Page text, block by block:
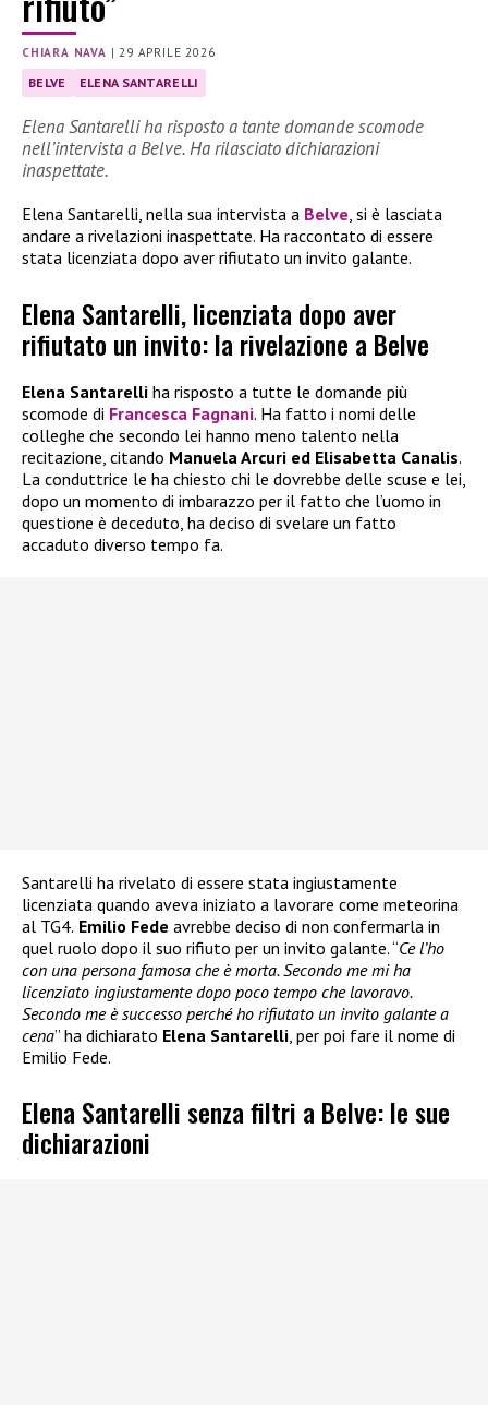
CHIARA NAVA |29 APRILE 2026
BELVE ELENA SANTARELLI
Elena Santarelli ha risposto a tante domande scomode
nell’intervista a Belve. Ha rilasciato dichiarazioni
inaspettate.
Elena Santarelli, nella sua intervista a Belve, si è lasciata
andare a rivelazioni inaspettate. Ha raccontato di essere
stata licenziata dopo aver rifiutato un invito galante.
Elena Santarelli, licenziata dopo aver
rifiutato un invito: la rivelazione a Belve
Elena Santarelli ha risposto a tutte le domande più
scomode di Francesca Fagnani. Ha fatto i nomi delle
colleghe che secondo lei hanno meno talento nella
recitazione, citando Manuela Arcuri ed Elisabetta Canalis.
La conduttrice le ha chiesto chi le dovrebbe delle scuse e lei,
dopo un momento di imbarazzo per il fatto che l’uomo in
questione è deceduto, ha deciso di svelare un fatto
accaduto diverso tempo fa.
Santarelli ha rivelato di essere stata ingiustamente
licenziata quando aveva iniziato a lavorare come meteorina
al TG4. Emilio Fede avrebbe deciso di non confermarla in
quel ruolo dopo il suo rifiuto per un invito galante. “Ce l’ho
con una persona famosa che è morta. Secondo me mi ha
licenziato ingiustamente dopo poco tempo che lavoravo.
Secondo me è successo perché ho rifiutato un invito galante a
cena” ha dichiarato Elena Santarelli , per poi fare il nome di
Emilio Fede.
Elena Santarelli senza filtri a Belve: le sue
dichiarazioni